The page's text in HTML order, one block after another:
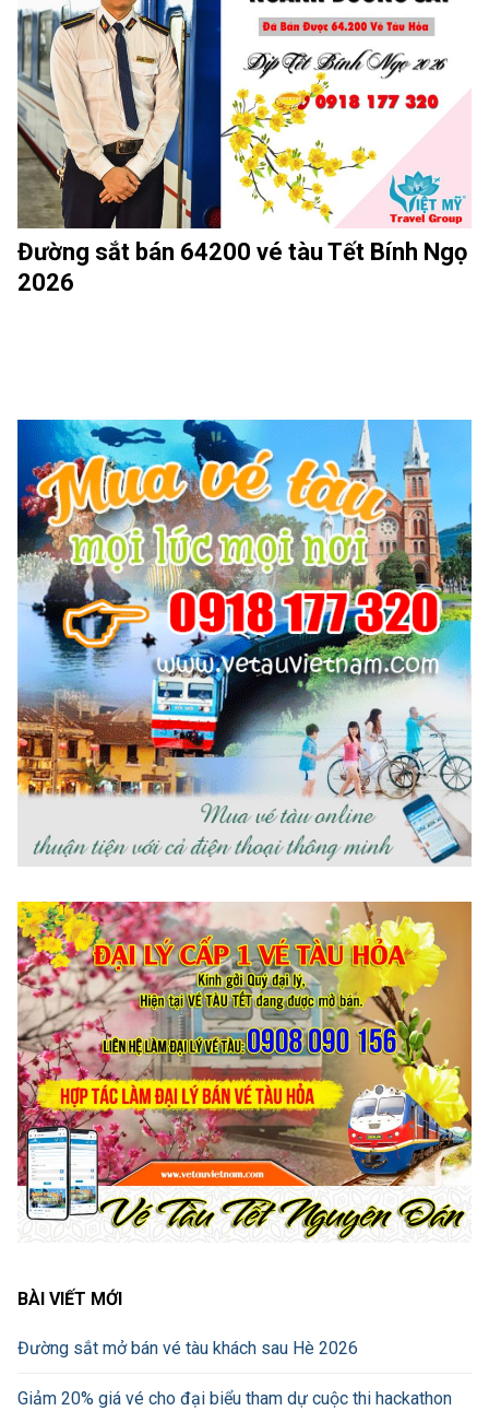
Đường sắt bán 64200 vé tàu Tết Bính Ngọ
2026
BÀI VIẾT MỚI
Đường sắt mở bán vé tàu khách sau Hè 2026
Giảm 20% giá vé cho đại biểu tham dự cuộc thi hackathon